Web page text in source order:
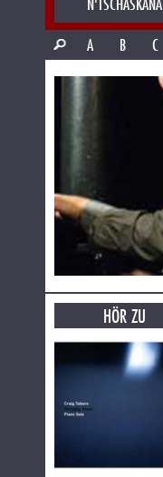
A
B C
HÖR ZU